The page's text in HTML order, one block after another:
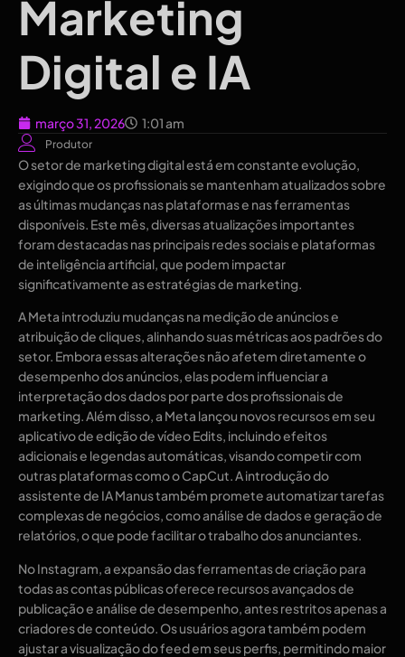
Marketing
Digital e IA
março 31, 2026 1:01 am
Produtor
O setor de marketing digital está em constante evolução,
exigindo que os profissionais se mantenham atualizados sobre
as últimas mudanças nas plataformas e nas ferramentas
disponíveis. Este mês, diversas atualizações importantes
foram destacadas nas principais redes sociais e plataformas
de inteligência artificial, que podem impactar
significativamente as estratégias de marketing.
A Meta introduziu mudanças na medição de anúncios e
atribuição de cliques, alinhando suas métricas aos padrões do
setor. Embora essas alterações não afetem diretamente o
desempenho dos anúncios, elas podem influenciar a
interpretação dos dados por parte dos profissionais de
marketing. Além disso, a Meta lançou novos recursos em seu
aplicativo de edição de vídeo Edits, incluindo efeitos
adicionais e legendas automáticas, visando competir com
outras plataformas como o CapCut. A introdução do
assistente de IA Manus também promete automatizar tarefas
complexas de negócios, como análise de dados e geração de
relatórios, o que pode facilitar o trabalho dos anunciantes.
No Instagram, a expansão das ferramentas de criação para
todas as contas públicas oferece recursos avançados de
publicação e análise de desempenho, antes restritos apenas a
criadores de conteúdo. Os usuários agora também podem
ajustar a visualização do feed em seus perfis, permitindo maior